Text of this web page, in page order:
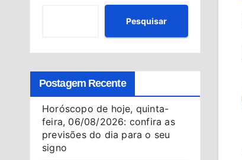
Pesquisar
Postagem Recente
Horóscopo de hoje, quinta-
feira, 06/08/2026: confira as
previsões do dia para o seu
signo